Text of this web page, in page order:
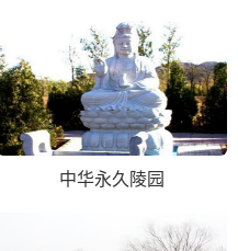
中华永久陵园